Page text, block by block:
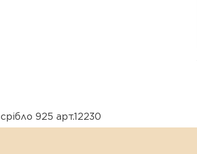
срібло 925 арт.12230